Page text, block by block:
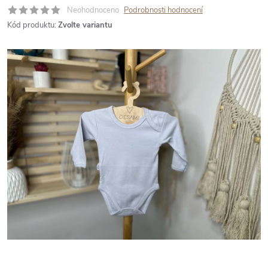
Neohodnoceno Podrobnosti hodnocení
Kód produktu: Zvolte variantu